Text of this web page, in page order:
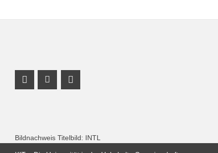
Instagram Profil
Youtube Profil
Facebook Profil
Bildnachweis Titelbild: INTL